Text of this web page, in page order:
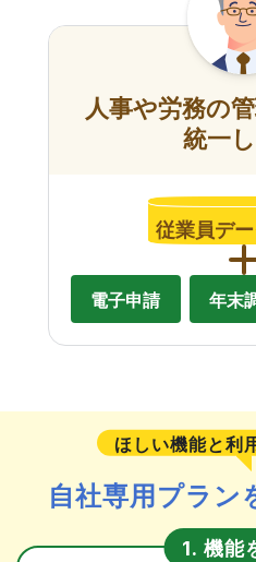
人事や労務の
統一
従業員デ
電子申請 年末
ほしい機能と利
自社専用プラン
1. 機能